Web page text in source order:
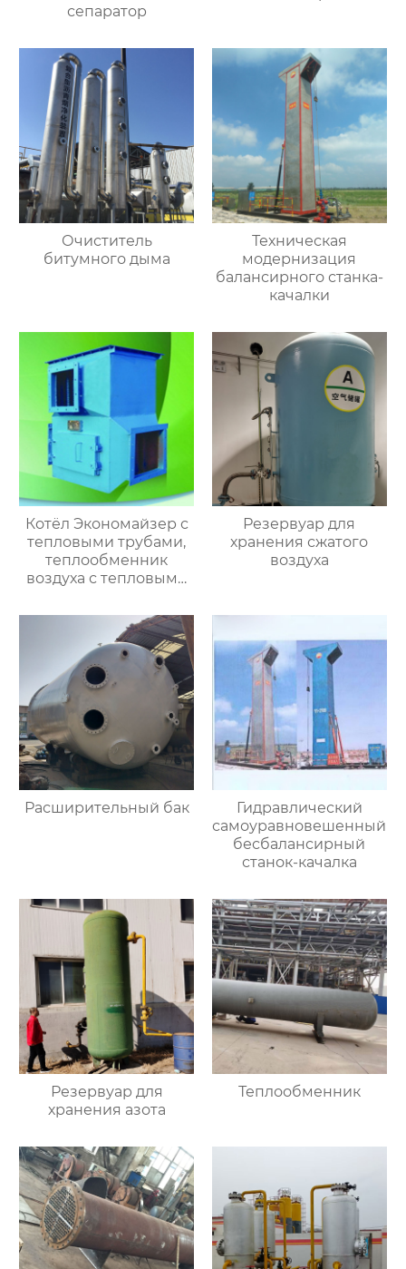
сепаратор
Очиститель
битумного дыма
Техническая
модернизация
балансирного станка-
качалки
Котёл Экономайзер с
тепловыми трубами,
теплообменник
воздуха с тепловыми
Резервуар для
хранения сжатого
воздуха
Расширительный бак
Гидравлический
самоуравновешенный
бесбалансирный
станок-качалка
Резервуар для
хранения азота
Теплообменник